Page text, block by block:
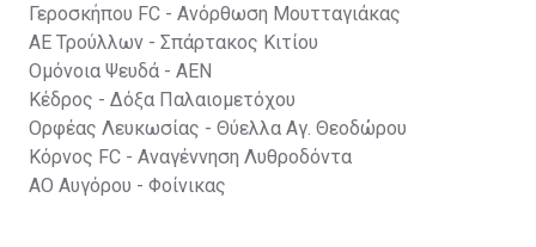
Γεροσκήπου FC - Ανόρθωση Μουτταγιάκας
ΑΕ Τρούλλων - Σπάρτακος Κιτίου
Ομόνοια Ψευδά - ΑΕΝ
Κέδρος - Δόξα Παλαιομετόχου
Ορφέας Λευκωσίας - Θύελλα Αγ. Θεοδώρου
Κόρνος FC - Αναγέννηση Λυθροδόντα
ΑΟ Αυγόρου - Φοίνικας